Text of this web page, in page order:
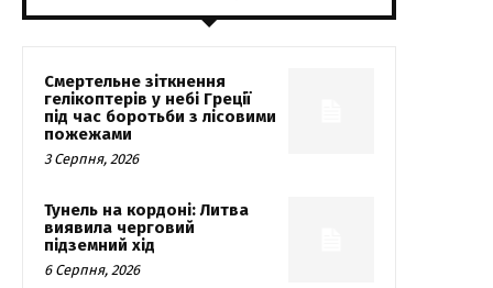
Смертельне зіткнення
гелікоптерів у небі Греції
під час боротьби з лісовими
пожежами
3 Серпня, 2026
Тунель на кордоні: Литва
виявила черговий
підземний хід
6 Серпня, 2026